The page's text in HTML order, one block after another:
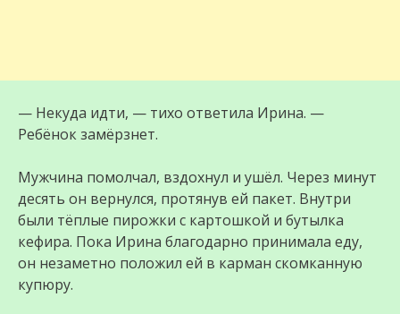
— Некуда идти, — тихо ответила Ирина. —
Ребёнок замёрзнет.
Мужчина помолчал, вздохнул и ушёл. Через минут
десять он вернулся, протянув ей пакет. Внутри
были тёплые пирожки с картошкой и бутылка
кефира. Пока Ирина благодарно принимала еду,
он незаметно положил ей в карман скомканную
купюру.